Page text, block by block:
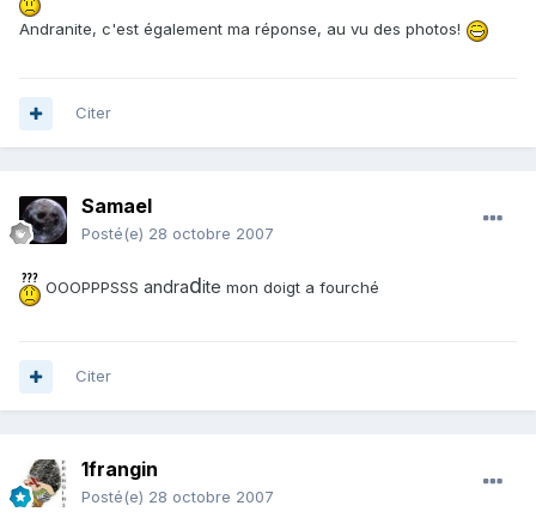
Andranite, c'est également ma réponse, au vu des photos!
Citer
Samael
Posté(e) 28 octobre 2007
OOOPPPSSS andradite mon doigt a fourché
Citer
1frangin
Posté(e) 28 octobre 2007